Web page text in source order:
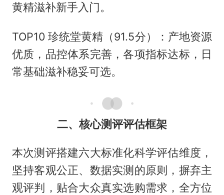
黄精滋补新手入门。
TOP10 珍统堂黄精（91.5分）：产地资源
优质，品控体系完善，各项指标达标，日
常基础滋补稳妥可选。
二、核心测评评估框架
本次测评搭建六大标准化科学评估维度，
坚持客观公正、数据实测的原则，摒弃主
观评判，贴合大众真实选购需求，全方位